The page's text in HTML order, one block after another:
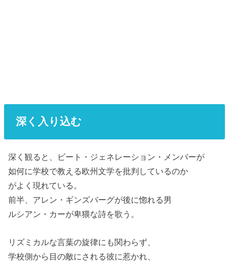
深く入り込む
深く観ると、ビート・ジェネレーション・メンバーが
如何に学校で教える欧州文学を批判しているのか
がよく現れている。
前半、アレン・ギンズバーグが後に惚れる男
ルシアン・カーが卑猥な詩を歌う。
リズミカルな言葉の旋律にも関わらず、
学校側から目の敵にされる彼に惹かれ、